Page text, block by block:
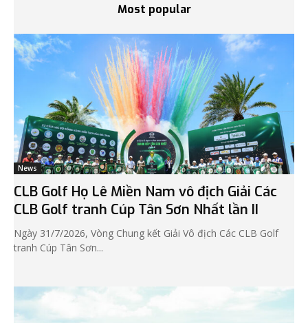
Most popular
News
CLB Golf Họ Lê Miền Nam vô địch Giải Các
CLB Golf tranh Cúp Tân Sơn Nhất lần II
Ngày 31/7/2026, Vòng Chung kết Giải Vô địch Các CLB Golf
tranh Cúp Tân Sơn...